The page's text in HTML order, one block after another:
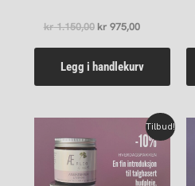
kr1.150,00 kr 975,00
Legg i handlekurv
Tilbud!
pris
var:
kr 825,00.
Nåværende
pris
er:
kr 740,00.